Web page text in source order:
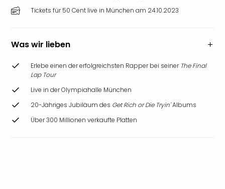
Tickets für 50 Cent live in München am 24.10.2023
Was wir lieben
Erlebe einen der erfolgreichsten Rapper bei seiner The Final
Lap Tour
Live in der Olympiahalle München
20-Jähriges Jubiläum des Get Rich or Die Tryin'Albums
Über 300 Millionen verkaufte Platten